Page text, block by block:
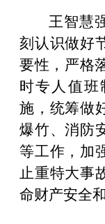
王智慧
刻认识做好
要性，严格
时专人值
施，统筹做
爆竹、消防
等工作，加
止重特大事
命财产安全